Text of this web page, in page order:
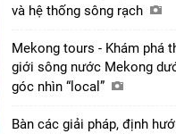
và hệ thống sông rạch
Mekong tours - Khám phá
giới sông nước Mekong
góc nhìn “local”
Bàn các giải pháp, định